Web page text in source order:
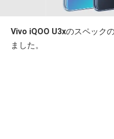
Vivo iQOO U3xのスペック
ました。